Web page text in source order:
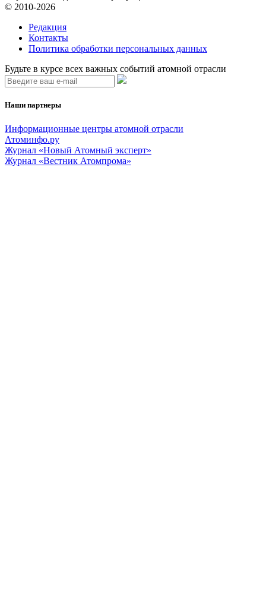
© 2010-2026
Редакция
Контакты
Политика обработки персональных данных
Будьте в курсе всех важных событий атомной отрасли
Наши партнеры
Информационные центры атомной отрасли
Атоминфо.ру
Журнал «Новый Атомный эксперт»
Журнал «Вестник Атомпрома»